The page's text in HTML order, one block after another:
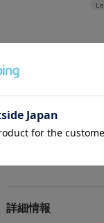
159cm
Waist
Find out more on
詳細情報